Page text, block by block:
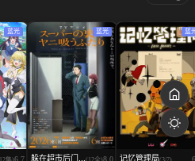
蓝光
6.7
蓝光
躲在超市后门... 8.0
蓝
记忆管理局